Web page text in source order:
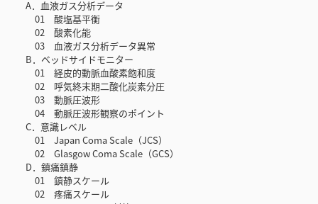
A．血液ガス分析データ
01 酸塩基平衡
02 酸素化能
03 血液ガス分析データ異常
B．ベッドサイドモニター
01 経皮的動脈血酸素飽和度
02 呼気終末期二酸化炭素分圧
03 動脈圧波形
04 動脈圧波形観察のポイント
C．意識レベル
01 Japan Coma Scale（JCS）
02 Glasgow Coma Scale（GCS）
D．鎮痛鎮静
01 鎮静スケール
02 疼痛スケール